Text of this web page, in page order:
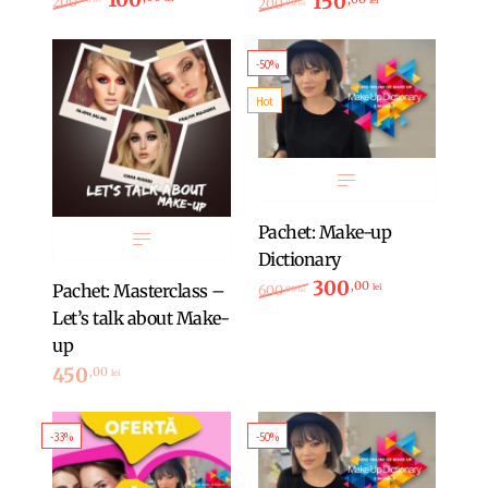
200,00lei
Pachet: Masterclass –
Let’s talk about Make-
up
450,00 lei
-50%
Hot
Pachet: Make-up
Dictionary
600,00lei Prețul inițial a fost:
300,00lei
-33% -50%